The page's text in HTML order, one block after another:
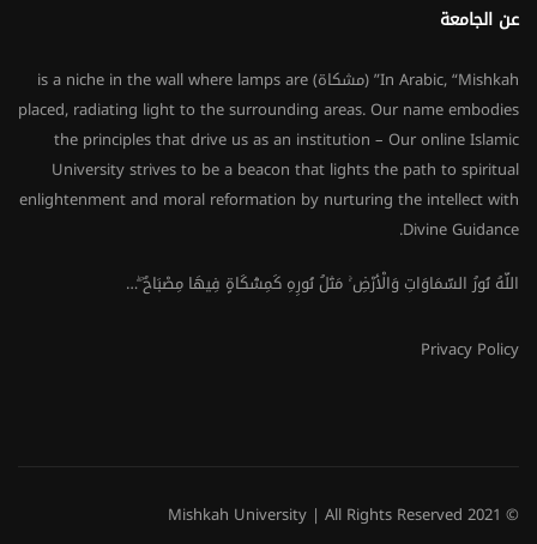
عن الجامعة
In Arabic, “Mishkah” (مشكاة) is a niche in the wall where lamps are
placed, radiating light to the surrounding areas. Our name embodies
the principles that drive us as an institution – Our online Islamic
University strives to be a beacon that lights the path to spiritual
enlightenment and moral reformation by nurturing the intellect with
Divine Guidance.
اللَّهُ نُورُ السَّمَاوَاتِ وَالْأَرْضِ ۚ مَثَلُ نُورِهِ كَمِشْكَاةٍ فِيهَا مِصْبَاحٌ ۖ…
Privacy Policy
© 2021 Mishkah University | All Rights Reserved